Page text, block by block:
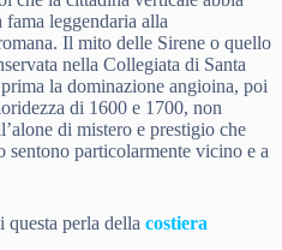
leggendaria alla
Il mito delle Sirene o quello
nella Collegiata di Santa
la dominazione angioina, poi
di 1600 e 1700, non
di mistero e prestigio che
particolarmente vicino e a
questa perla della costiera